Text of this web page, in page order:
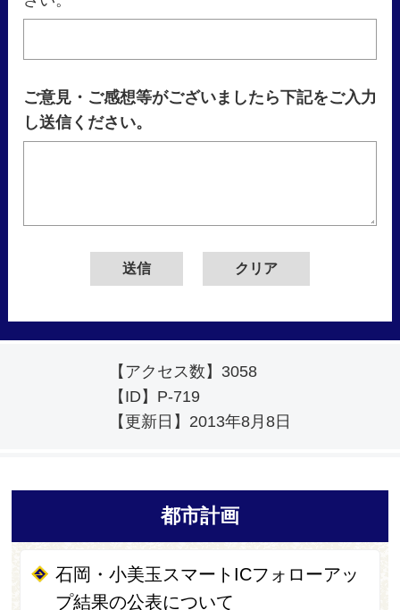
ご意見・ご感想等がございましたら下記をご入力
し送信ください。
【アクセス数】 3058
【ID】 P-719
【更新日】 2013年8月8日
都市計画
石岡・小美玉スマートICフォローアッ
プ結果の公表について